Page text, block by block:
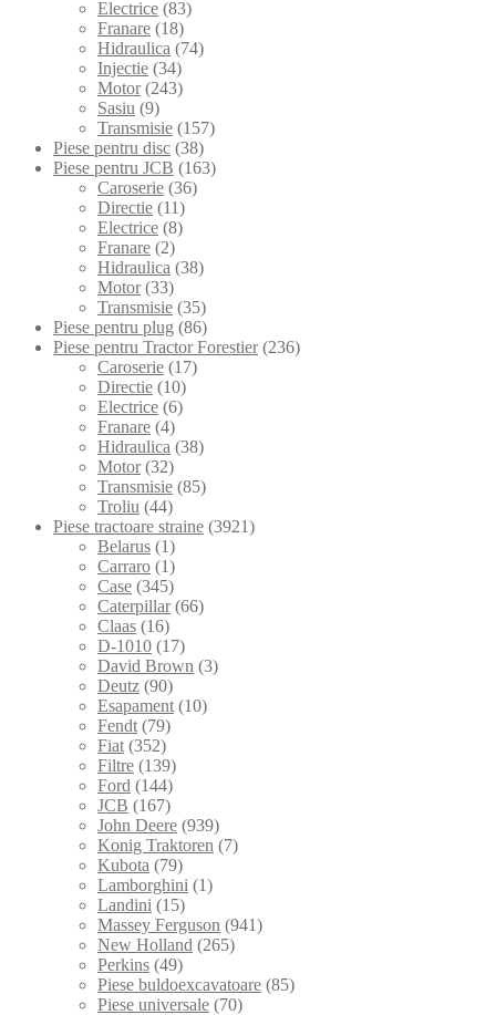
Electrice (83)
Franare (18)
Hidraulica (74)
Injectie (34)
Motor (243)
Sasiu (9)
Transmisie (157)
Piese pentru disc (38)
Piese pentru JCB (163)
Caroserie (36)
Directie (11)
Electrice (8)
Franare (2)
Hidraulica (38)
Motor (33)
Transmisie (35)
Piese pentru plug (86)
Piese pentru Tractor Forestier (236)
Caroserie (17)
Directie (10)
Electrice (6)
Franare (4)
Hidraulica (38)
Motor (32)
Transmisie (85)
Troliu (44)
Piese tractoare straine (3921)
Belarus (1)
Carraro (1)
Case (345)
Caterpillar (66)
Claas (16)
D-1010 (17)
David Brown (3)
Deutz (90)
Esapament (10)
Fendt (79)
Fiat (352)
Filtre (139)
Ford (144)
JCB (167)
John Deere (939)
Konig Traktoren (7)
Kubota (79)
Lamborghini (1)
Landini (15)
Massey Ferguson (941)
New Holland (265)
Perkins (49)
Piese buldoexcavatoare (85)
Piese universale (70)